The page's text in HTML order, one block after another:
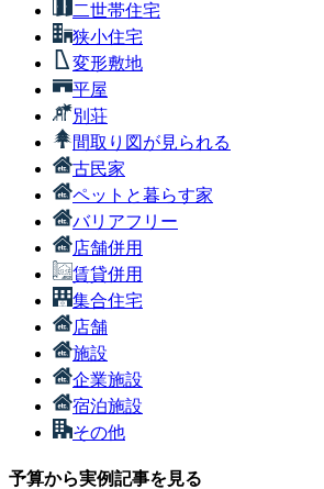
二世帯住宅
狭小住宅
変形敷地
平屋
別荘
間取り図が見られる
古民家
ペットと暮らす家
バリアフリー
店舗併用
賃貸併用
集合住宅
店舗
施設
企業施設
宿泊施設
その他
予算から実例記事を見る